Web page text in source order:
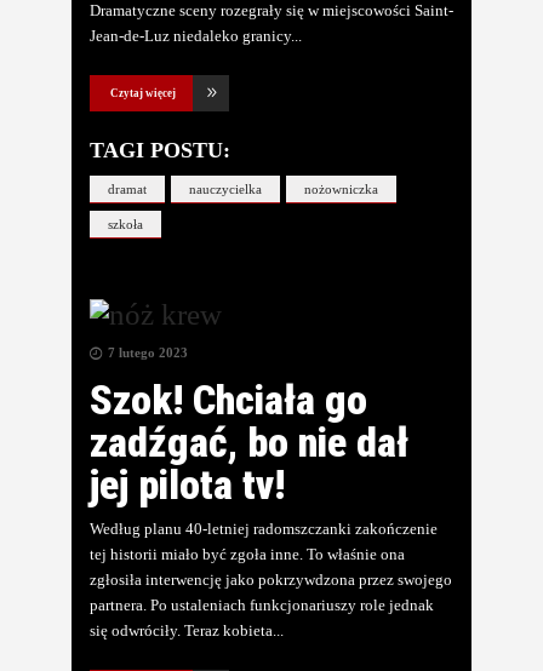
Dramatyczne sceny rozegrały się w miejscowości Saint-
Jean-de-Luz niedaleko granicy
Czytaj więcej
TAGI POSTU:
dramat nauczycielka nożowniczka
szkoła
7 lutego 2023
Szok! Chciała go
zadźgać, bo nie dał
jej pilota tv!
Według planu 40-letniej radomszczanki zakończenie
tej historii miało być zgoła inne. To właśnie ona
zgłosiła interwencję jako pokrzywdzona przez swojego
partnera. Po ustaleniach funkcjonariuszy role jednak
się odwróciły. Teraz kobieta